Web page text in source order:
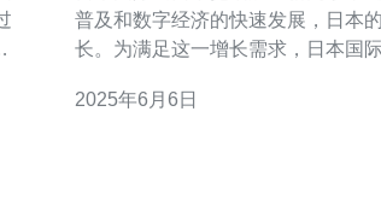
普及和数字经济的快速发展，日本
长。为满足这一增长需求，日本国
流都具有重要意义。 日本作为一个拥有发达科技和信息产
2025年6月6日